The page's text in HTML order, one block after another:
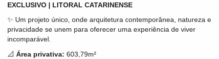
EXCLUSIVO | LITORAL CATARINENSE
✨ Um projeto único, onde arquitetura contemporânea, natureza e
privacidade se unem para oferecer uma experiência de viver
incomparável.
📐 Área privativa: 603,79m²